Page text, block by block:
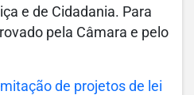
e de Cidadania. Para
pela Câmara e pelo
de projetos de lei